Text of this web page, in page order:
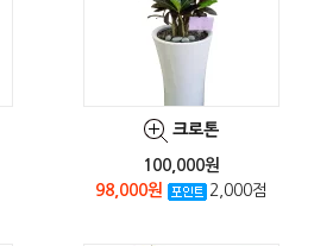
크로톤
100,000원
98,000원
2,000점